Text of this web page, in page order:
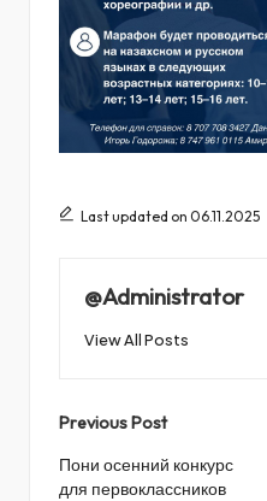
Last updated on 06.11.2025
@Administrator
View All Posts
Post
navigation
Previous Post
Пони осенний конкурс
для первоклассников